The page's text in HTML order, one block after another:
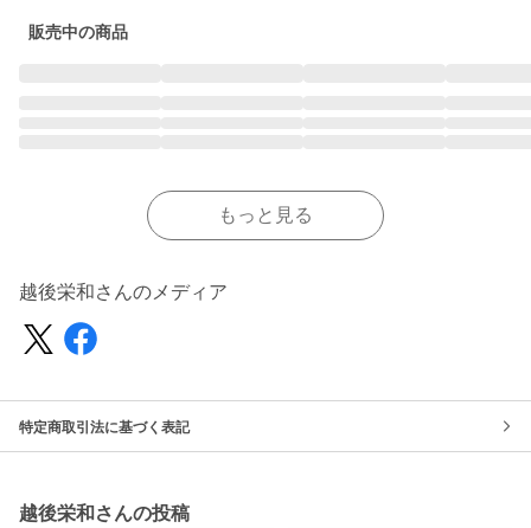
販売中の商品
もっと見る
越後栄和さんのメディア
特定商取引法に基づく表記
越後栄和さんの投稿